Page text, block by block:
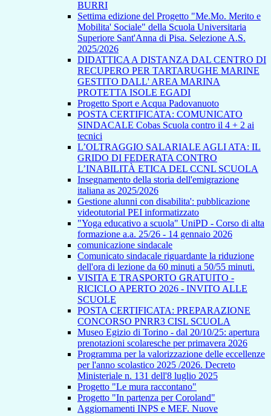
BURRI
Settima edizione del Progetto "Me.Mo. Merito e
Mobilita' Sociale" della Scuola Universitaria
Superiore Sant'Anna di Pisa. Selezione A.S.
2025/2026
DIDATTICA A DISTANZA DAL CENTRO DI
RECUPERO PER TARTARUGHE MARINE
GESTITO DALL' AREA MARINA
PROTETTA ISOLE EGADI
Progetto Sport e Acqua Padovanuoto
POSTA CERTIFICATA: COMUNICATO
SINDACALE Cobas Scuola contro il 4 + 2 ai
tecnici
L’OLTRAGGIO SALARIALE AGLI ATA: IL
GRIDO DI FEDERATA CONTRO
L’INABILITÀ ETICA DEL CCNL SCUOLA
Insegnamento della storia dell'emigrazione
italiana as 2025/2026
Gestione alunni con disabilita': pubblicazione
videotutorial PEI informatizzato
"Yoga educativo a scuola" UniPD - Corso di alta
formazione a.a. 25/26 - 14 gennaio 2026
comunicazione sindacale
Comunicato sindacale riguardante la riduzione
dell'ora di lezione da 60 minuti a 50/55 minuti.
VISITA E TRASPORTO GRATUITO -
RICICLO APERTO 2026 - INVITO ALLE
SCUOLE
POSTA CERTIFICATA: PREPARAZIONE
CONCORSO PNRR3 CISL SCUOLA
Museo Egizio di Torino - dal 20/10/25: apertura
prenotazioni scolaresche per primavera 2026
Programma per la valorizzazione delle eccellenze
per l'anno scolastico 2025 /2026. Decreto
Ministeriale n. 131 dell'8 luglio 2025
Progetto "Le mura raccontano"
Progetto "In partenza per Coroland"
Aggiornamenti INPS e MEF. Nuove